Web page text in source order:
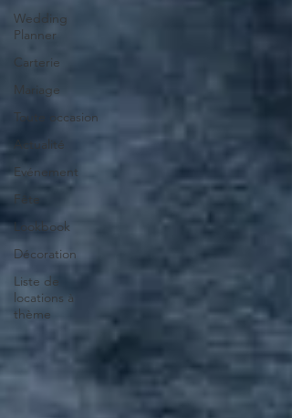
Wedding
Planner
Carterie
Mariage
Toute occasion
Actualité
Evénement
Fête
Lookbook
Décoration
Liste de
locations à
thème